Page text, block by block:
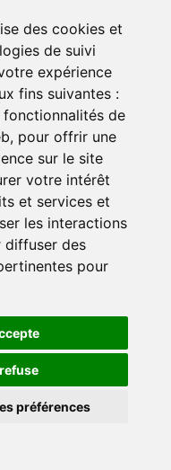
des cookies et
de suivi
expérience
fins suivantes :
de
, pour offrir une
sur le site
votre intérêt
et services et
les interactions
diffuser des
pour
préférences
Suivant